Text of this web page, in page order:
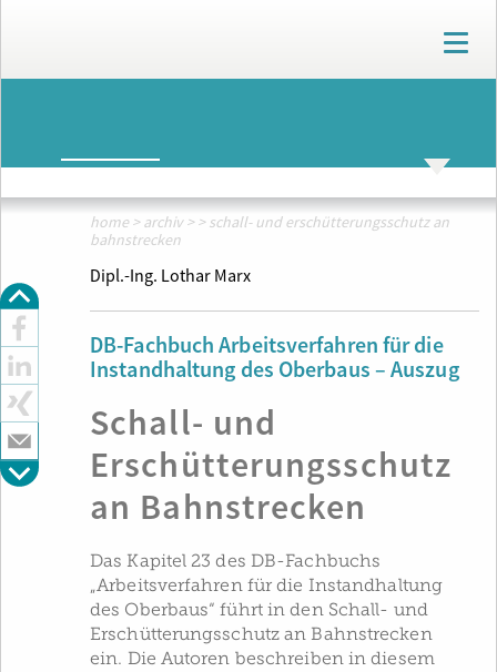
T
o
g
n
v
n
ARCHIV
home >archiv >>schall- und erschütterungsschutz an
bahnstrecken
Dipl.-Ing. Lothar Marx
DB-Fachbuch Arbeitsverfahren für die
Instandhaltung des Oberbaus – Auszug
Schall- und
Erschütterungsschutz
an Bahnstrecken
Das Kapitel 23 des DB-Fachbuchs
„Arbeitsverfahren für die Instandhaltung
des Oberbaus“ führt in den Schall- und
Erschütterungsschutz an Bahnstrecken
ein. Die Autoren beschreiben in diesem